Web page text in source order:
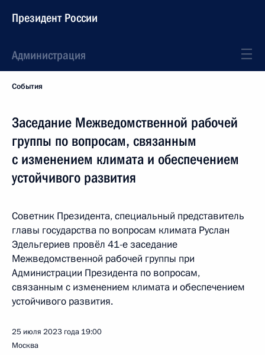
Президент России
Администрация
События
Заседание Межведомственной рабочей
группы по вопросам, связанным
с изменением климата и обеспечением
устойчивого развития
Советник Президента, специальный представитель
главы государства по вопросам климата Руслан
Эдельгериев провёл 41-е заседание
Межведомственной рабочей группы при
Администрации Президента по вопросам,
связанным с изменением климата и обеспечением
устойчивого развития.
25 июля 2023 года 19:00
Москва